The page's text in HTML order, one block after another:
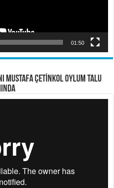
01:50
Mustafa ÇETİNKOL OYLUM TALU